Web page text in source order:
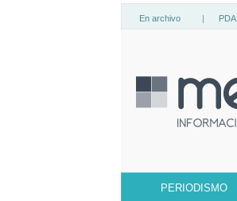
En archivo | PDA
PERIODISMO